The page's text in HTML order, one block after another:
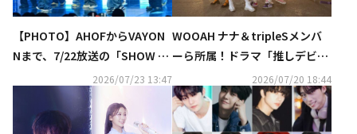
【PHOTO】AHOFからVAYON
Nまで、7/22放送の「SHOW C
HAMPION」に出演2026/07/23 13:47
WOOAH ナナ＆tripleSメンバ
ーら所属！ドラマ「推しデビュ
―」発のガールズグループ、デ
ビュー曲をリリース
2026/07/20 18:44